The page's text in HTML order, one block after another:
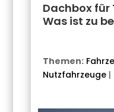
Dachbox für
Was ist zu
Themen:
Nutzfahrzeuge |